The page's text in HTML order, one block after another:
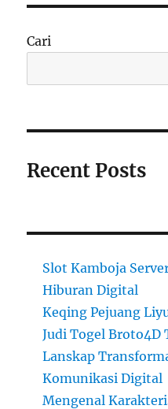
Cari
Recent Posts
Slot Kamboja
Hiburan Digital
Keqing Pejuang
Judi Togel Broto4D
Lanskap
Komunikasi Digital
Mengenal